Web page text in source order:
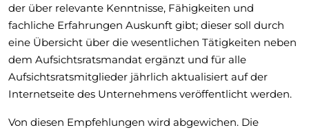
der über relevante Kenntnisse, Fähigkeiten und
fachliche Erfahrungen Auskunft gibt; dieser soll durch
eine Übersicht über die wesentlichen Tätigkeiten neben
dem Aufsichtsratsmandat ergänzt und für alle
Aufsichtsratsmitglieder jährlich aktualisiert auf der
Internetseite des Unternehmens veröffentlicht werden.
Von diesen Empfehlungen wird abgewichen. Die